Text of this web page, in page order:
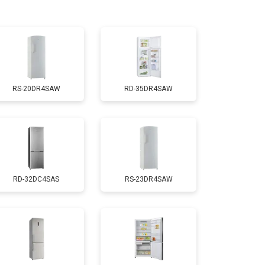
Заказать
1700 ₽ Заказать
Заказать
1700 ₽ Заказать
4750 ₽ Заказать
RS-20DR4SAW RD-35DR4SAW
RD-32DC4SAS RS-23DR4SAW